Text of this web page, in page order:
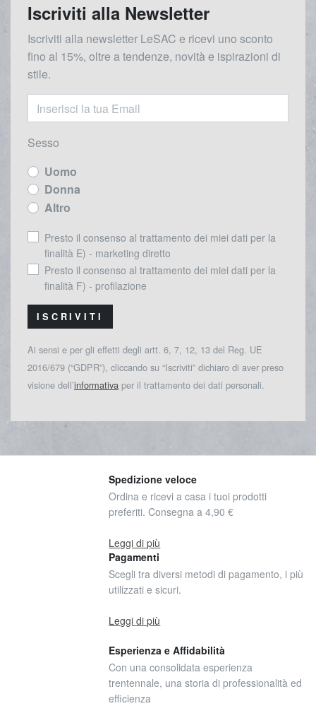
Iscriviti alla Newsletter
Iscriviti alla newsletter LeSAC e ricevi uno sconto
fino al 15%, oltre a tendenze, novità e ispirazioni di
stile.
Sesso
Uomo
Donna
Altro
Presto il consenso al trattamento dei miei dati per la
finalità E) - marketing diretto
Presto il consenso al trattamento dei miei dati per la
finalità F) - profilazione
ISCRIVITI
Ai sensi e per gli effetti degli artt. 6, 7, 12, 13 del Reg. UE
2016/679 (“GDPR”), cliccando su “Iscriviti” dichiaro di aver preso
visione dell’informativa per il trattamento dei dati personali.
Spedizione veloce
Ordina e ricevi a casa i tuoi prodotti
preferiti. Consegna a 4,90 €
Leggi di più
Pagamenti
Scegli tra diversi metodi di pagamento, i più
utilizzati e sicuri.
Leggi di più
Esperienza e Affidabilità
Con una consolidata esperienza
trentennale, una storia di professionalità ed
efficienza